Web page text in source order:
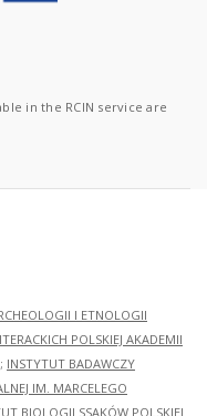
in the RCIN service are
I ETNOLOGII
POLSKIEJ AKADEMII
; INSTYTUT BADAWCZY
IM. MARCELEGO
BIOLOGII SSAKÓW POLSKIEJ